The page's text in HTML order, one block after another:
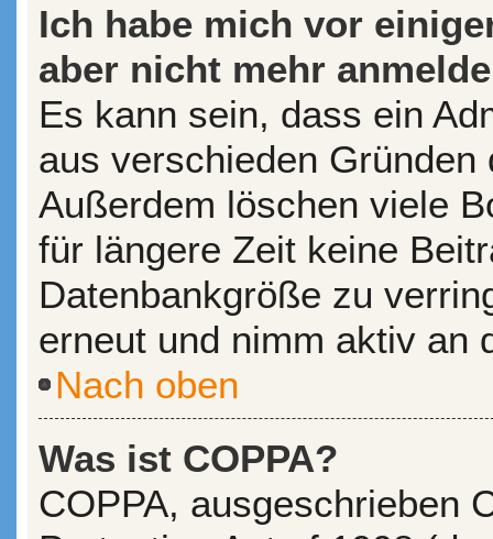
Ich habe mich vor
aber nicht mehr
Es kann sein, dass ein
aus verschieden
Außerdem löschen viele
für längere Zeit keine
Datenbankgröße zu
erneut und nimm aktiv an
Nach oben
Was ist COPPA?
COPPA, ausgeschrieben